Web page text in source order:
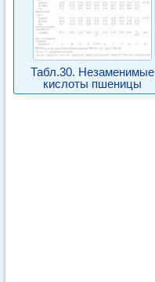
Табл.30. Незаменимые
кислоты пшеницы